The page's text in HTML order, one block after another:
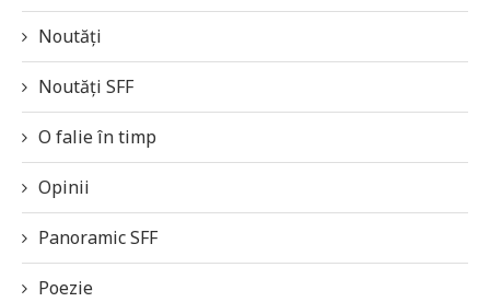
Noutăți
Noutăți SFF
O falie în timp
Opinii
Panoramic SFF
Poezie